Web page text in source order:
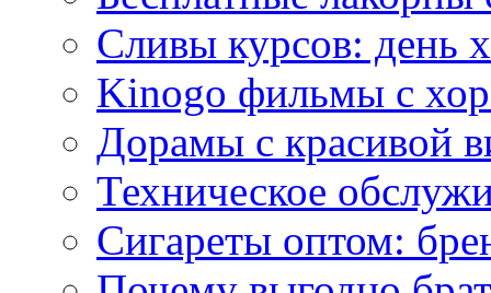
Сливы курсов: день
Kinogo фильмы с
Дорамы с красивой
Техническое
Сигареты оптом: